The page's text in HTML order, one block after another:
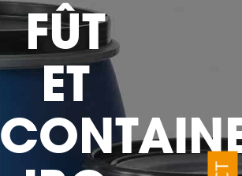
FÛT
ET